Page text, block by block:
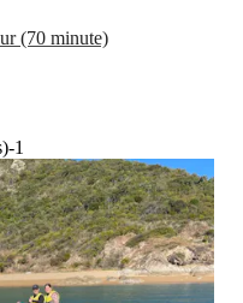
(70 minute)
1